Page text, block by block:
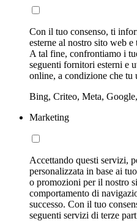
Con il tuo consenso, ti
esterne al nostro sito web
A tal fine, confrontiamo i
seguenti fornitori esterni e
online, a condizione che
Bing, Criteo, Meta,
Marketing
Accettando questi servizi,
personalizzata in base ai
o promozioni per il nostro
comportamento di
successo. Con il tuo
seguenti servizi di terze